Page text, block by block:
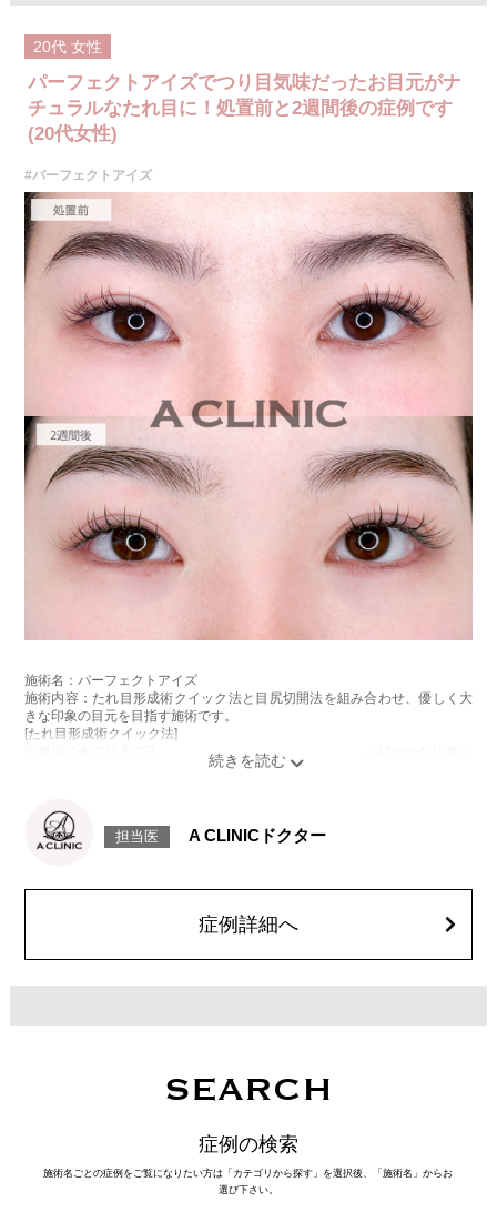
20代 女性
パーフェクトアイズでつり目気味だったお目元がナ
チュラルなたれ目に！処置前と2週間後の症例です
(20代女性)
#パーフェクトアイズ
施術名：パーフェクトアイズ
施術内容：たれ目形成術クイック法と目尻切開法を組み合わせ、優しく大
きな印象の目元を目指す施術です。
[たれ目形成術クイック法]
医療用の糸で目尻の下側を軽く引き下げることで、優しく穏やかな印象の
なり、目の横幅を大きく見せる施術です。
施術時間：約30分程
後一時的に生じることがございます。また、稀に細菌感染症、左右差、後
戻り、目尻のラインに段差が生じる、睫毛が切れたり抜ける、結膜腫脹な
どが生じることがございます。
オプション：笑気麻酔 3,300円(税込)
担当医 A CLINICドクター
症例詳細へ
SEARCH
症例の検索
施術名ごとの症例をご覧になりたい方は「カテゴリから探す」を選択後、「施術名」からお
選び下さい。